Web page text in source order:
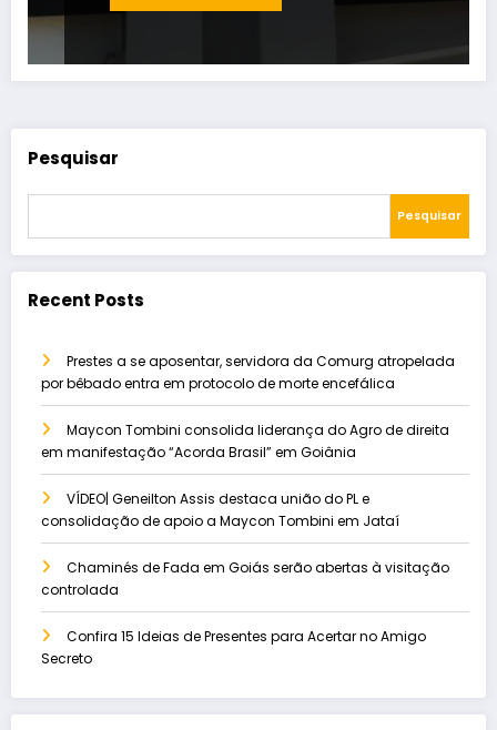
Pesquisar
Pesquisar
Recent Posts
Prestes a se aposentar, servidora da Comurg atropelada
por bêbado entra em protocolo de morte encefálica
Maycon Tombini consolida liderança do Agro de direita
em manifestação “Acorda Brasil” em Goiânia
VÍDEO| Geneilton Assis destaca união do PL e
consolidação de apoio a Maycon Tombini em Jataí
Chaminés de Fada em Goiás serão abertas à visitação
controlada
Confira 15 Ideias de Presentes para Acertar no Amigo
Secreto